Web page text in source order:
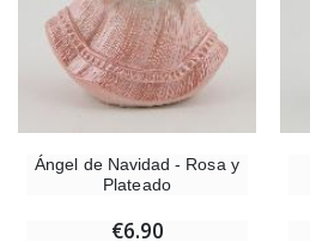
Ángel de Navidad - Rosa y
Plateado
€6.90